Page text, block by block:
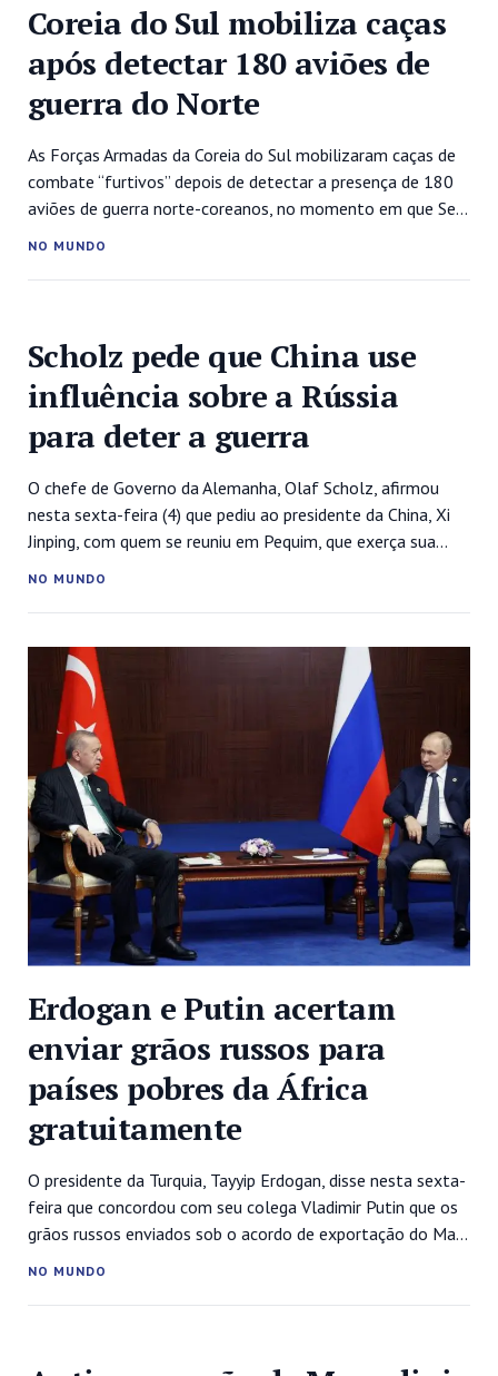
Coreia do Sul mobiliza caças
após detectar 180 aviões de
guerra do Norte
As Forças Armadas da Coreia do Sul mobilizaram caças de
combate “furtivos” depois de detectar a presença de 180
aviões de guerra norte-coreanos, no momento em que Seul
80 aviões de combate, incluindo o F-35A furtivo”, enquanto
NO MUNDO
Scholz pede que China use
influência sobre a Rússia
para deter a guerra
O chefe de Governo da Alemanha, Olaf Scholz, afirmou
nesta sexta-feira (4) que pediu ao presidente da China, Xi
Jinping, com quem se reuniu em Pequim, que exerça sua
China use sua influência na...
NO MUNDO
Erdogan e Putin acertam
enviar grãos russos para
países pobres da África
gratuitamente
O presidente da Turquia, Tayyip Erdogan, disse nesta sexta-
feira que concordou com seu colega Vladimir Putin que os
grãos russos enviados sob o acordo de exportação do Mar
ele disse ‘Vamos enviar esse grão para países como Djibuti,
NO MUNDO